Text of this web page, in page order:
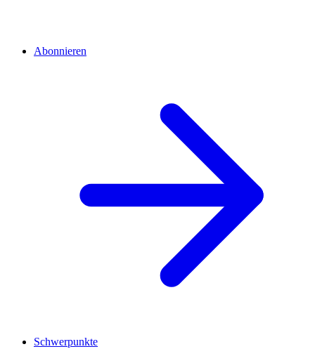
Abonnieren
Schwerpunkte